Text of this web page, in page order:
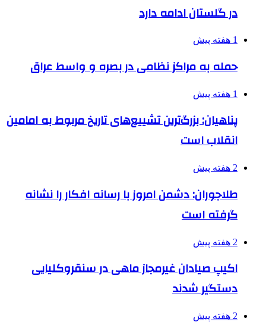
در گلستان ادامه دارد
1 هفته پیش
حمله به مراکز نظامی در بصره و واسط عراق
1 هفته پیش
پناهیان: بزرگ‌ترین تشییع‌های تاریخ مربوط به امامین
انقلاب است
2 هفته پیش
طلاجوران: دشمن امروز با رسانه افکار را نشانه
گرفته است
2 هفته پیش
اکیپ صیادان غیرمجاز ماهی در سنقروکلیایی
دستگیر شدند
2 هفته پیش